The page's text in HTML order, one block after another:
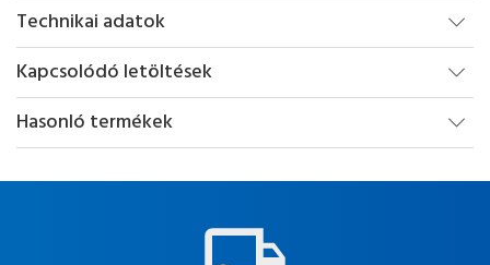
Technikai adatok
Kapcsolódó letöltések
Hasonló termékek